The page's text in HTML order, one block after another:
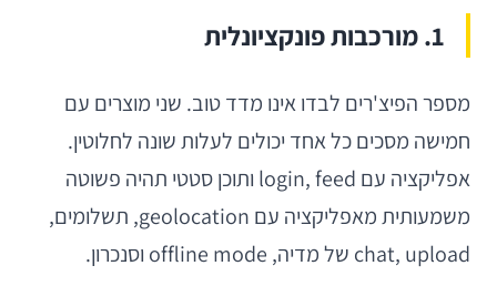
1. מורכבות פונקציונלית
מספר הפיצ'רים לבדו אינו מדד טוב. שני מוצרים עם
חמישה מסכים כל אחד יכולים לעלות שונה לחלוטין.
אפליקציה עם login, feed ותוכן סטטי תהיה פשוטה
משמעותית מאפליקציה עם geolocation, תשלומים,
chat, upload של מדיה, offline mode וסנכרון.